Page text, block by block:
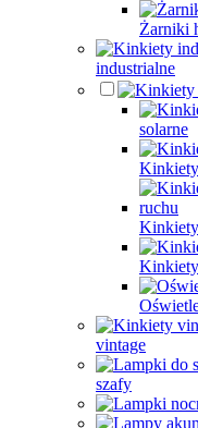
Żarniki
industrialne
solarne
vintage
szafy